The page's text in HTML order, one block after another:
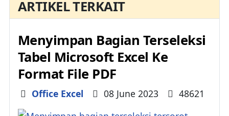
ARTIKEL TERKAIT
Menyimpan Bagian Terseleksi
Tabel Microsoft Excel Ke
Format File PDF
Details
Office Excel 08 June 2023 48621